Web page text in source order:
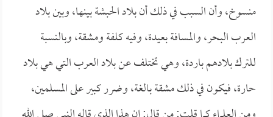
منسوخ، وأن السبب في ذلك أن بلاد الحبشة بينها، وبين بلاد
العرب البحر، والمسافة بعيدة، وفيه كلفة ومشقة، وبالنسبة
للترك بلادهم باردة، وهي تختلف عن بلاد العرب التي هي بلاد
حارة، فيكون في ذلك مشقة بالغة، وضرر كبير على المسلمين،